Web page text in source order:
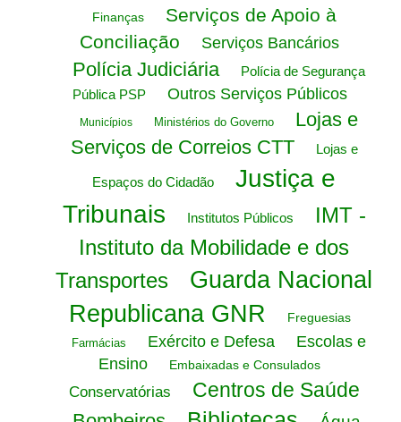
Finanças
Serviços de Apoio à
Conciliação
Serviços Bancários
Polícia Judiciária
Polícia de Segurança
Pública PSP
Outros Serviços Públicos
Municípios Ministérios do Governo
Lojas e
Serviços de Correios CTT
Lojas e
Espaços do Cidadão
Justiça e
Tribunais
Institutos Públicos
IMT -
Instituto da Mobilidade e dos
Transportes
Guarda Nacional
Republicana GNR
Freguesias
Farmácias Exército e Defesa
Escolas e
Ensino
Embaixadas e Consulados
Conservatórias Centros de Saúde